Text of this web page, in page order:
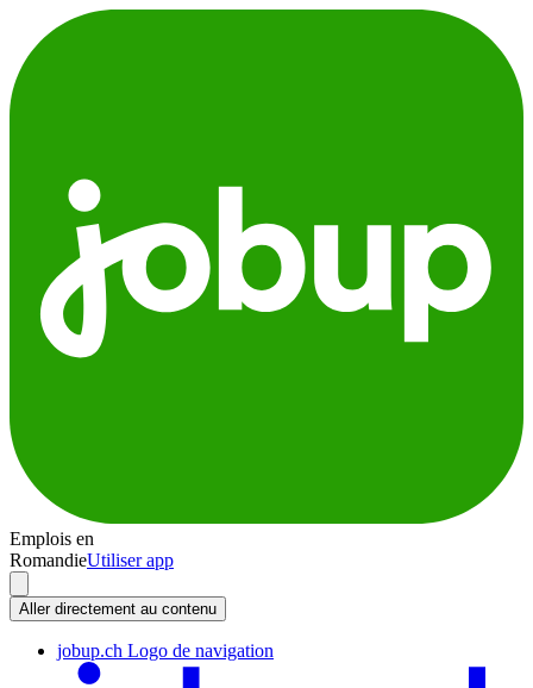
Emplois en
RomandieUtiliser app
Aller directement au contenu
jobup.ch Logo de navigation